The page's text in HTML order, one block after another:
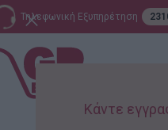
Κάντε
Τηλεφωνική Εξυπηρέτηση